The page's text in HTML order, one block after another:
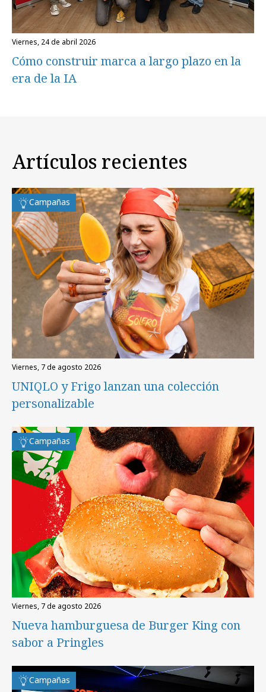
viernes, 24 de abril 2026
Cómo construir marca a largo plazo en la
era de la IA
Artículos recientes
Campañas
viernes, 7 de agosto 2026
UNIQLO y Frigo lanzan una colección
personalizable
Campañas
viernes, 7 de agosto 2026
Nueva hamburguesa de Burger King con
sabor a Pringles
Campañas